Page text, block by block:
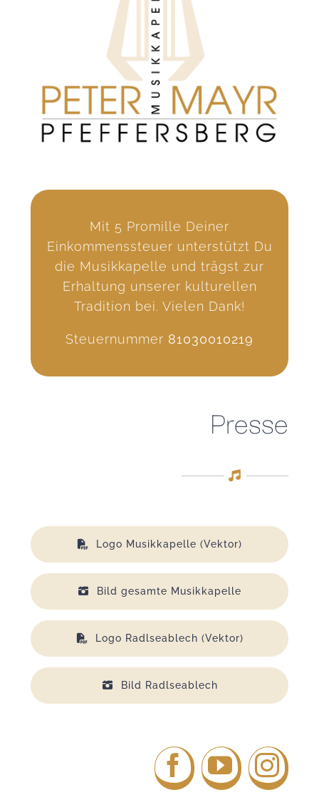
Mit 5 Promille Deiner
Einkommenssteuer unterstützt Du
die Musikkapelle und trägst zur
Erhaltung unserer kulturellen
Tradition bei. Vielen Dank!
Steuernummer 81030010219
Presse
Logo Musikkapelle (Vektor)
Bild gesamte Musikkapelle
Logo Radlseablech (Vektor)
Bild Radlseablech